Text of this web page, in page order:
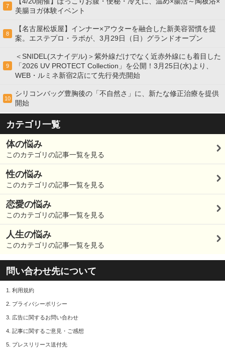
7
美腸ヨガ体験イベント
8
【名古屋松坂屋】インナー×アウターを融合した新美容習慣を提
案。エステプロ・ラボが、3月29日（日）グランドオープン
9
＜SNIDEL(スナイデル)＞紫外線だけでなく近赤外線にも着目した
「2026 UV PROTECT Collection」を公開！3月25日(水)より、
WEB・ルミネ新宿2店にて先行発売開始
10
シリコンバッグ豊胸後の「不自然さ」に、新たな修正治療を提供
開始
カテゴリ一覧
体の悩み
このカテゴリの記事一覧を見る
性の悩み
このカテゴリの記事一覧を見る
恋愛の悩み
このカテゴリの記事一覧を見る
人生の悩み
このカテゴリの記事一覧を見る
問い合わせ先について
1. 利用規約
2. プライバシーポリシー
3. 広告に関するお問い合わせ
4. 記事に関するご意見・ご感想
5. プレスリリース送付先